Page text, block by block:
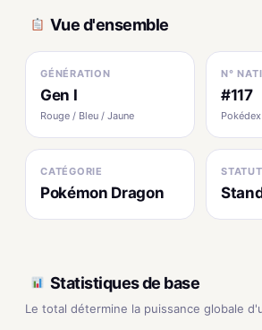
Vue d'ensemble
GÉNÉRATION
Gen I
Rouge / Bleu / Jaune
N°
#117
CATÉGORIE
Pokémon Dragon
STATUT
Statistiques de base
Le total détermine la puissance globale